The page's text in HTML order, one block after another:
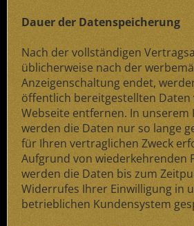
Dauer der Datenspeicherung
Nach der vollständigen
üblicherweise nach der
Anzeigenschaltung endet,
öffentlich bereitgestellten
Webseite entfernen. In unserem
werden die Daten nur so lange
für Ihren vertraglichen Zweck
Aufgrund von wiederkehrenden
werden die Daten bis zum
Widerrufes Ihrer Einwilligung in
betrieblichen Kundensystem